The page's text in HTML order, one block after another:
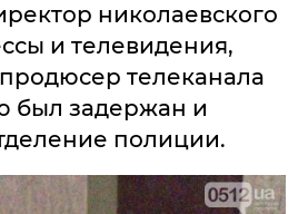
николаевского
и телевидения,
телеканала
был задержан и
полиции.